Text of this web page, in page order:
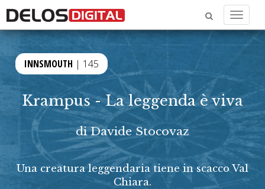
Menu
INNSMOUTH | 145
Krampus - La leggenda è viva
diDavide Stocovaz
Una creatura leggendaria tiene in scacco Val
Chiara.